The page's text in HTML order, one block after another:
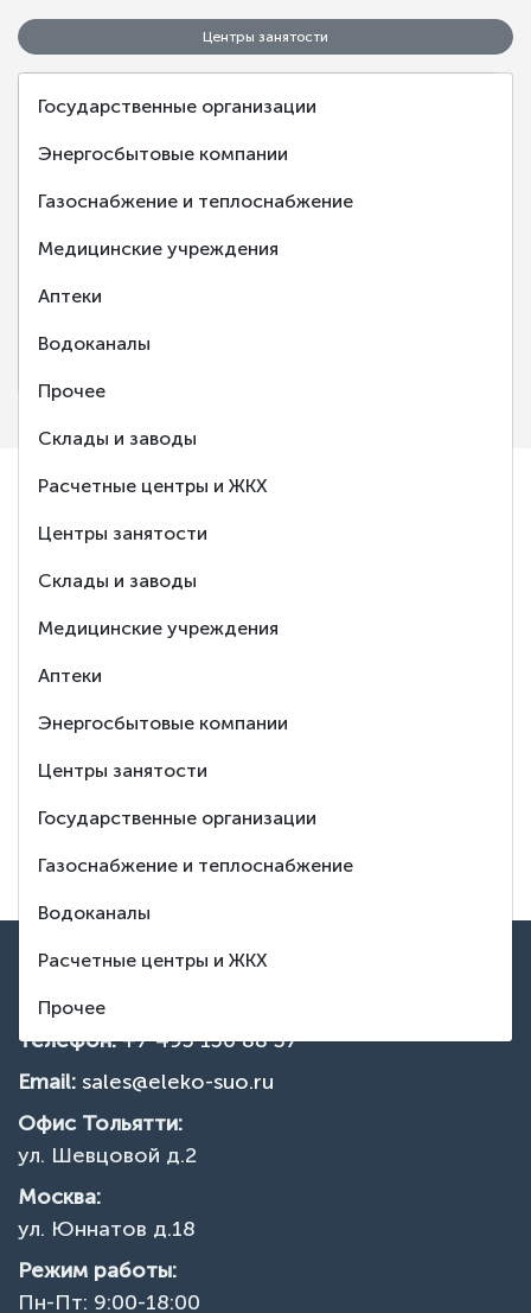
Центры занятости
Государственные организации
Энергосбытовые компании
Газоснабжение и теплоснабжение
Медицинские учреждения
Аптеки
Водоканалы
Прочее
Склады и заводы
Расчетные центры и ЖКХ
Центры занятости
Склады и заводы
Медицинские учреждения
Аптеки
Энергосбытовые компании
Центры занятости
Государственные организации
Газоснабжение и теплоснабжение
Водоканалы
Расчетные центры и ЖКХ
Прочее
Центр занятости населения города Балаково
‹
Ответим
на любой Ваш
вопрос
8 (495) 150-88-37
Заказать обратный звонок
Тех. поддержка
Телефон: +7 495 150 88 37
Email: sales@eleko-suo.ru
Офис Тольятти:
ул. Шевцовой д.2
Москва:
ул. Юннатов д.18
Режим работы:
Пн-Пт: 9:00-18:00